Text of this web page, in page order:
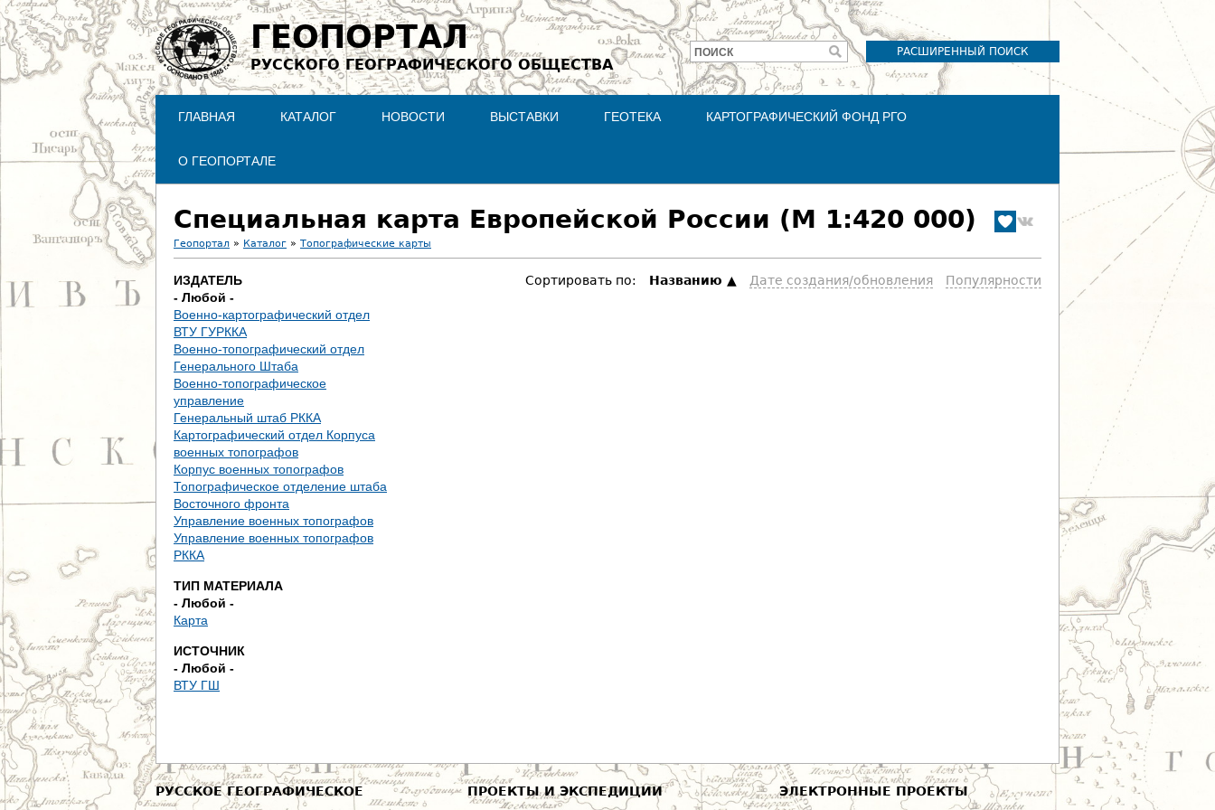
Jump to navigation
ГЕОПОРТАЛ
РУССКОГО ГЕОГРАФИЧЕСКОГО ОБЩЕСТВА
РАСШИРЕННЫЙ ПОИСК
Форма
поиска
ПОИСК
ГЛАВНАЯ КАТАЛОГ НОВОСТИ ВЫСТАВКИ ГЕОТЕКА КАРТОГРАФИЧЕСКИЙ ФОНД РГО
О ГЕОПОРТАЛЕ
Специальная карта Европейской России (М 1:420 000)
В
ы
з
д
е
с
ь
Геопортал » Каталог » Топографические карты
ИЗДАТЕЛЬ
- Любой -
Военно-картографический отдел
ВТУ ГУРККА
Военно-топографический отдел
Генерального Штаба
Военно-топографическое
управление
Генеральный штаб РККА
Картографический отдел Корпуса
военных топографов
Корпус военных топографов
Топографическое отделение штаба
Восточного фронта
Управление военных топографов
Управление военных топографов
РККА
ТИП МАТЕРИАЛА
- Любой -
Карта
ИСТОЧНИК
- Любой -
ВТУ ГШ
Сортировать по: Hазванию Дате создания/обновления Популярности
РУССКОЕ ГЕОГРАФИЧЕСКОЕ ПРОЕКТЫ И ЭКСПЕДИЦИИ ЭЛЕКТРОННЫЕ ПРОЕКТЫ